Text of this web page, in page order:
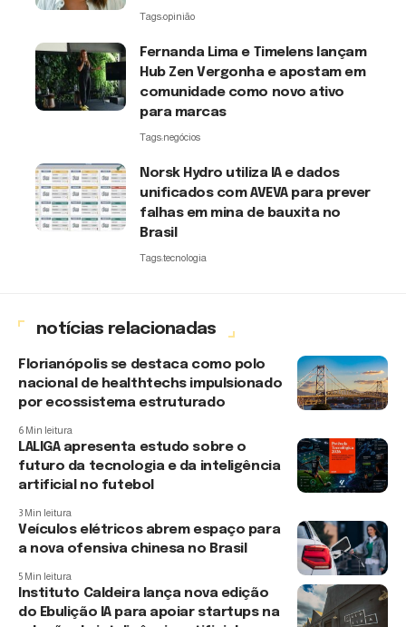
Tags:opinião
Fernanda Lima e Timelens lançam
Hub Zen Vergonha e apostam em
comunidade como novo ativo
para marcas
Tags:negócios
Norsk Hydro utiliza IA e dados
unificados com AVEVA para prever
falhas em mina de bauxita no
Brasil
Tags:tecnologia
notícias relacionadas
Florianópolis se destaca como polo
nacional de healthtechs impulsionado
por ecossistema estruturado
6 Min leitura
LALIGA apresenta estudo sobre o
futuro da tecnologia e da inteligência
artificial no futebol
3 Min leitura
Veículos elétricos abrem espaço para
a nova ofensiva chinesa no Brasil
5 Min leitura
Instituto Caldeira lança nova edição
do Ebulição IA para apoiar startups na